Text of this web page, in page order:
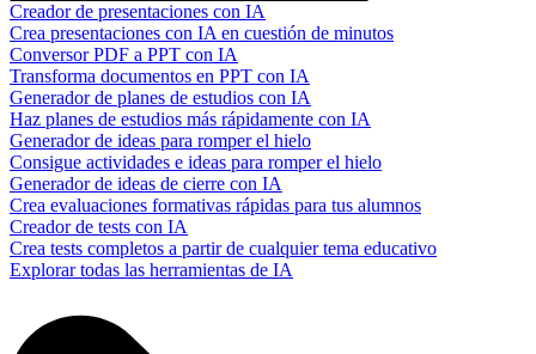
Creador de presentaciones con IA
Crea presentaciones con IA en cuestión de minutos
Conversor PDF a PPT con IA
Transforma documentos en PPT con IA
Generador de planes de estudios con IA
Haz planes de estudios más rápidamente con IA
Generador de ideas para romper el hielo
Consigue actividades e ideas para romper el hielo
Generador de ideas de cierre con IA
Crea evaluaciones formativas rápidas para tus alumnos
Creador de tests con IA
Crea tests completos a partir de cualquier tema educativo
Explorar todas las herramientas de IA